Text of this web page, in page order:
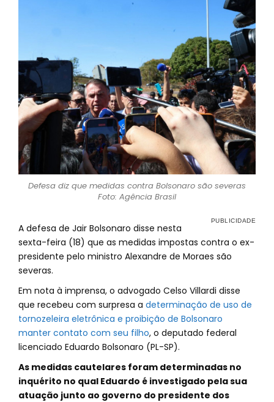
Defesa diz que medidas contra Bolsonaro são severas
Foto: Agência Brasil
A defesa de Jair Bolsonaro disse nesta
sexta-feira (18) que as medidas impostas contra o ex-
presidente pelo ministro Alexandre de Moraes são
severas.
Em nota à imprensa, o advogado Celso Villardi disse
que recebeu com surpresa a determinação de uso de
tornozeleira eletrônica e proibição de Bolsonaro
manter contato com seu filho, o deputado federal
licenciado Eduardo Bolsonaro (PL-SP).
As medidas cautelares foram determinadas no
inquérito no qual Eduardo é investigado pela sua
atuação junto ao governo do presidente dos